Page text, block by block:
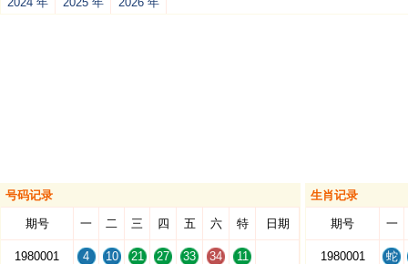
号码记录
期号 一 二 三 四 五 六 特 日期
1980001 4 10 21 27 33 34 11
生肖记录
期号 一
1980001 蛇